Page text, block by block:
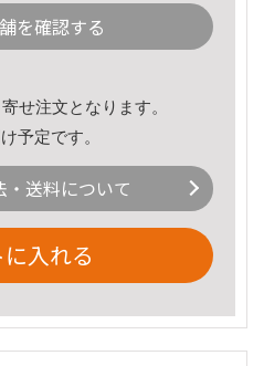
を確認する
せ注文となります。
予定です。
・送料について
入れる